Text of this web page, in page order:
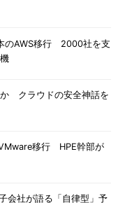
のAWS移行 2000社を支
クラウドの安全神話を
移行 HPE幹部が
会社が語る「自律型」予